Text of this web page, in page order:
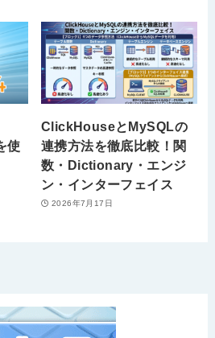
使
ClickHouseとMySQLの
連携方法を徹底比較！関
数・Dictionary・エンジ
ン・インターフェイス
2026年7月17日